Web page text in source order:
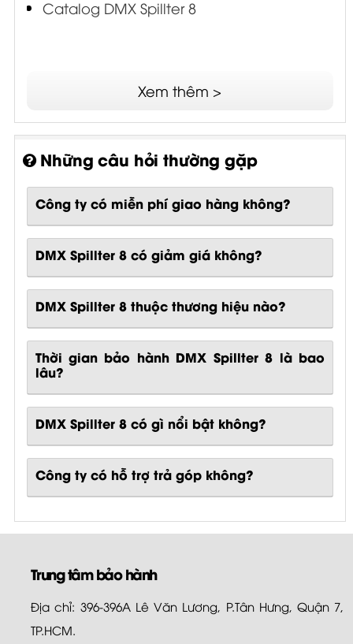
Catalog DMX Spillter 8
Xem thêm >
Những câu hỏi thường gặp
Công ty có miễn phí giao hàng không?
DMX Spillter 8 có giảm giá không?
DMX Spillter 8 thuộc thương hiệu nào?
Thời gian bảo hành DMX Spillter 8 là bao
lâu?
DMX Spillter 8có gì nổi bật không?
Công ty có hỗ trợ trả góp không?
Trung tâm bảo hành
Địa chỉ: 396-396A Lê Văn Lương, P.Tân Hưng, Quận 7,
TP.HCM.